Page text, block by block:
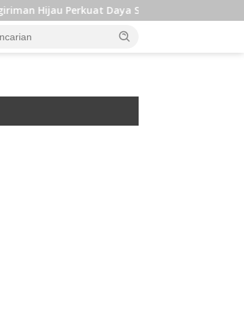
Daya Saing dan Dukung Target Iklim